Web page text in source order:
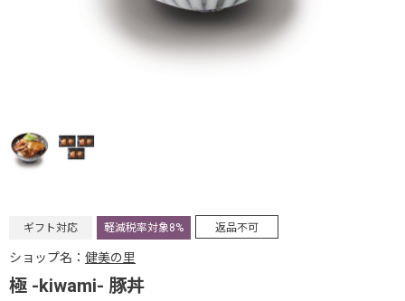
ギフト対応 軽減税率対象8% 返品不可
ショップ名： 健美の里
極 -kiwami- 豚丼